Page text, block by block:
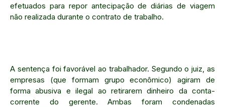
efetuados para repor antecipação de diárias de viagem
não realizada durante o contrato de trabalho.
A sentença foi favorável ao trabalhador. Segundo o juiz, as
empresas (que formam grupo econômico) agiram de
forma abusiva e ilegal ao retirarem dinheiro da conta-
corrente do gerente. Ambas foram condenadas